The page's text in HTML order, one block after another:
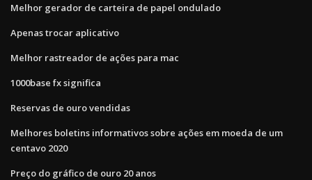
Melhor gerador de carteira de papel ondulado
Apenas trocar aplicativo
Melhor rastreador de ações para mac
1000base fx significa
Reservas de ouro vendidas
Melhores boletins informativos sobre ações em moeda de um
centavo 2020
Preço do gráfico de ouro 20 anos